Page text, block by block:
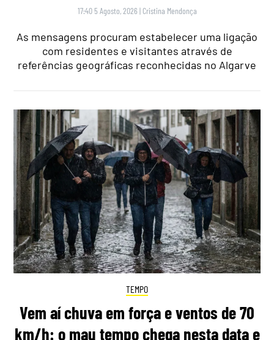
17:40 5 Agosto, 2026 | Cristina Mendonça
As mensagens procuram estabelecer uma ligação
com residentes e visitantes através de
referências geográficas reconhecidas no Algarve
TEMPO
Vem aí chuva em força e ventos de 70
km/h: o mau tempo chega nesta data e